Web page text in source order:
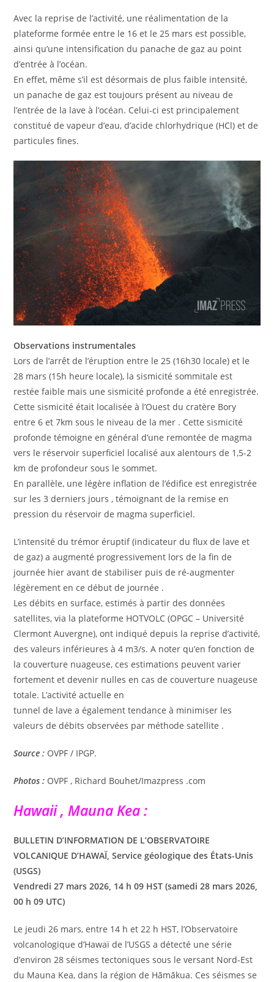
Avec la reprise de l’activité, une réalimentation de la
plateforme formée entre le 16 et le 25 mars est possible,
ainsi qu’une intensification du panache de gaz au point
d’entrée à l’océan.
En effet, même s’il est désormais de plus faible intensité,
un panache de gaz est toujours présent au niveau de
l’entrée de la lave à l’océan. Celui-ci est principalement
constitué de vapeur d’eau, d’acide chlorhydrique (HCl) et de
particules fines.
Observations instrumentales
Lors de l’arrêt de l’éruption entre le 25 (16h30 locale) et le
28 mars (15h heure locale), la sismicité sommitale est
restée faible mais une sismicité profonde a été enregistrée.
Cette sismicité était localisée à l’Ouest du cratère Bory
entre 6 et 7km sous le niveau de la mer . Cette sismicité
profonde témoigne en général d’une remontée de magma
vers le réservoir superficiel localisé aux alentours de 1,5-2
km de profondeur sous le sommet.
En parallèle, une légère inflation de l’édifice est enregistrée
sur les 3 derniers jours , témoignant de la remise en
pression du réservoir de magma superficiel.
L’intensité du trémor éruptif (indicateur du flux de lave et
de gaz) a augmenté progressivement lors de la fin de
journée hier avant de stabiliser puis de ré-augmenter
légèrement en ce début de journée .
Les débits en surface, estimés à partir des données
satellites, via la plateforme HOTVOLC (OPGC – Université
Clermont Auvergne), ont indiqué depuis la reprise d’activité,
des valeurs inférieures à 4 m3/s. A noter qu’en fonction de
la couverture nuageuse, ces estimations peuvent varier
fortement et devenir nulles en cas de couverture nuageuse
totale. L’activité actuelle en
tunnel de lave a également tendance à minimiser les
valeurs de débits observées par méthode satellite .
Source : OVPF / IPGP.
Photos : OVPF , Richard Bouhet/Imazpress .com
Hawaii , Mauna Kea :
BULLETIN D’INFORMATION DE L’OBSERVATOIRE
VOLCANIQUE D’HAWAÏ, Service géologique des États-Unis
(USGS)
Vendredi 27 mars 2026, 14 h 09 HST (samedi 28 mars 2026,
00 h 09 UTC)
Le jeudi 26 mars, entre 14 h et 22 h HST, l’Observatoire
volcanologique d’Hawaï de l’USGS a détecté une série
d’environ 28 séismes tectoniques sous le versant Nord-Est
du Mauna Kea, dans la région de Hāmākua. Ces séismes se